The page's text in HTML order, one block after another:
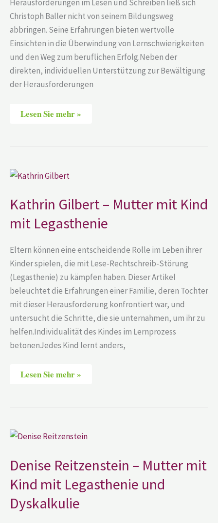
Herausforderungen im Lesen und Schreiben ließ sich
Christoph Baller nicht von seinem Bildungsweg
abbringen. Seine Erfahrungen bieten wertvolle
Einsichten in die Überwindung von Lernschwierigkeiten
und den Weg zum beruflichen Erfolg.Neben der
direkten, individuellen Unterstützung zur Bewältigung
der Herausforderungen
Lesen Sie mehr »
Kathrin Gilbert – Mutter mit Kind
mit Legasthenie
Eltern können eine entscheidende Rolle im Leben ihrer
Kinder spielen, die mit Lese-Rechtschreib-Störung
(Legasthenie) zu kämpfen haben. Dieser Artikel
beleuchtet die Erfahrungen einer Familie, deren Tochter
mit dieser Herausforderung konfrontiert war, und
untersucht die Schritte, die sie unternahmen, um ihr zu
helfen.Individualität des Kindes im Lernprozess
betonenJedes Kind lernt anders,
Kathrin
Gilbert
Mutter
mit
Kind
mit
Legasthenie
Lesen Sie mehr »
Denise Reitzenstein – Mutter mit
Kind mit Legasthenie und
Dyskalkulie
Denise
Reitzenstein
Mutter
mit
Kind
mit
Legasthenie
und
Dyskalkulie